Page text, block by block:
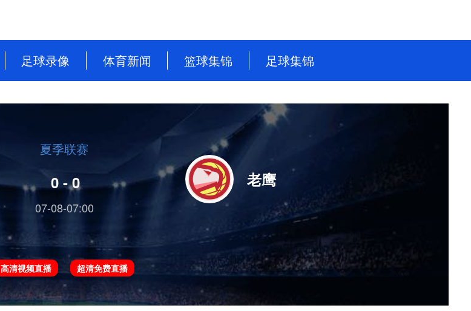
足球录像
西甲
德甲
中超
欧洲杯
欧冠
欧协联
体育新闻 篮球集锦
WNBA
NBL
WCBA
足球集锦
德甲
西甲
世界杯
欧冠
夏季联赛
0 - 0
07-08-07:00
老鹰
高清视频直播 超清免费直播